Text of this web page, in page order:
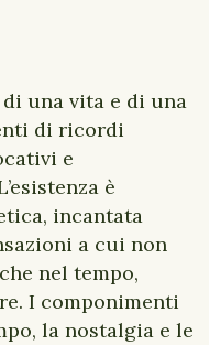
una vita e di una
di ricordi
e
è
incantata
a cui non
nel tempo,
I componimenti
la nostalgia e le